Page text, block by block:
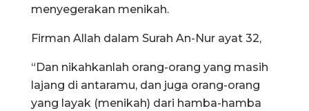
menyegerakan menikah.
Firman Allah dalam Surah An-Nur ayat 32,
“Dan nikahkanlah orang-orang yang masih
lajang di antaramu, dan juga orang-orang
yang layak (menikah) dari hamba-hamba